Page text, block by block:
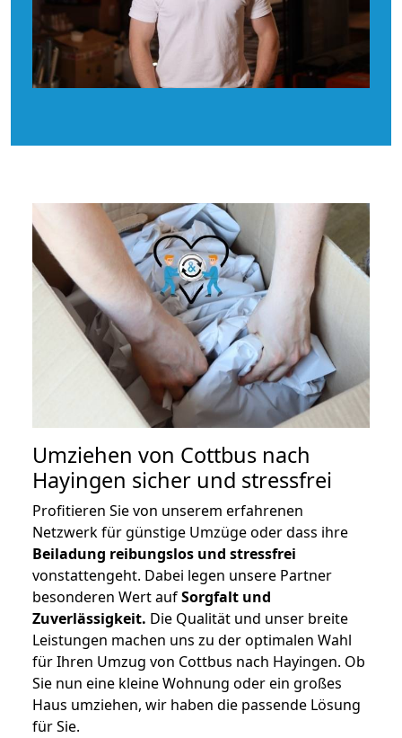
Umziehen von Cottbus nach
Hayingen sicher und stressfrei
Profitieren Sie von unserem erfahrenen
Netzwerk für günstige Umzüge oder dass ihre
Beiladung reibungslos und stressfrei
vonstattengeht. Dabei legen unsere Partner
besonderen Wert aufSorgfalt und
Zuverlässigkeit. Die Qualität und unser breite
Leistungen machen uns zu der optimalen Wahl
für Ihren Umzug von Cottbus nach Hayingen. Ob
Sie nun eine kleine Wohnung oder ein großes
Haus umziehen, wir haben die passende Lösung
für Sie.